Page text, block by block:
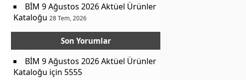
BİM 9 Ağustos 2026 Aktüel Ürünler
Kataloğu 28 Tem, 2026
Son Yorumlar
BİM 9 Ağustos 2026 Aktüel Ürünler
Kataloğu için 5555